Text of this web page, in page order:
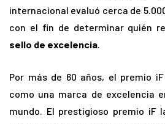
internacional evaluó cerca de
con el fin de determinar quién
sello de excelencia.
Por más de 60 años, el premio
como una marca de excelencia
mundo. El prestigioso premio iF